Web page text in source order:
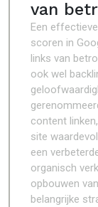
van
Een
scoren in
links van
ook wel
content
site
een
organisch
opbouwen
belangrijke